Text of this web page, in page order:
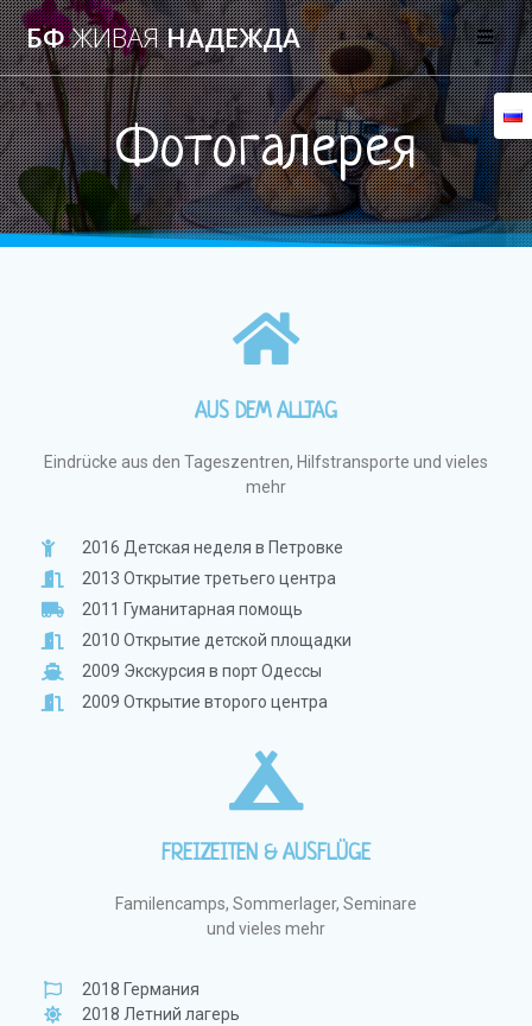
БФЖИВАЯНАДЕЖДА
Фотогалерея
AUS DEM ALLTAG
Eindrücke aus den Tageszentren, Hilfstransporte und vieles
mehr
2016 Детская неделя в Петровке
2013 Открытие третьего центра
2011 Гуманитарная помощь
2010 Открытие детской площадки
2009 Экскурсия в порт Одессы
2009 Открытие второго центра
FREIZEITEN & AUSFLÜGE
Familencamps, Sommerlager, Seminare
und vieles mehr
2018 Германия
2018 Летний лагерь